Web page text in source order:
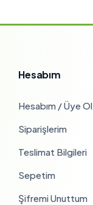
Hesabım
Hesabım / Üye Ol
Siparişlerim
Teslimat Bilgileri
Sepetim
Şifremi Unuttum